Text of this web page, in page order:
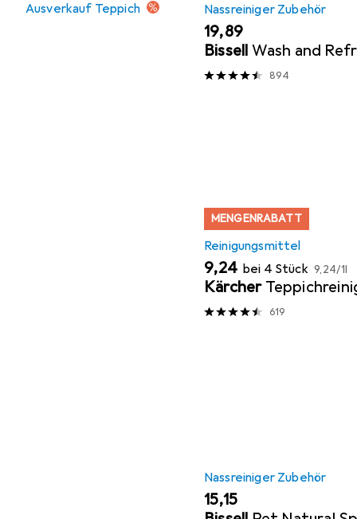
Ausverkauf Teppich
Nassreiniger Zubehör
EUR
19,89
Bissell Wash and
894
MENGENRABATT
Reinigungsmittel
EUR
9,24 bei 4 Stück EUR
9,24/1l
Kärcher
619
Nassreiniger Zubehör
EUR
15,15